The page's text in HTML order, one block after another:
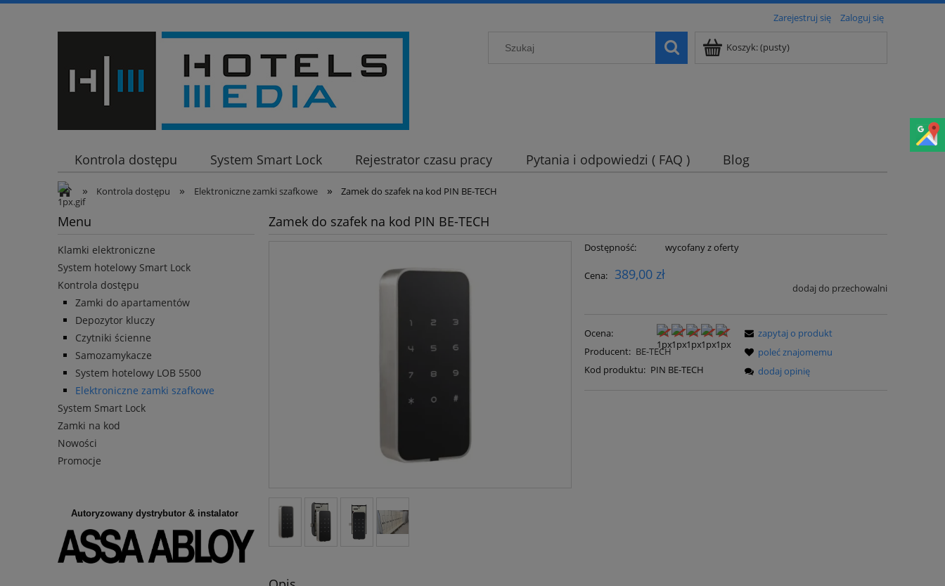
Zarejestruj się Zaloguj się
Koszyk:(pusty)
Kontrola dostępu System Smart Lock Rejestrator czasu pracy Pytania i odpowiedzi ( FAQ )
Blog
Klamki elektroniczne
» Kontrola dostępu » Elektroniczne zamki szafkowe » Zamek do szafek na kod PIN BE-TECH
Menu
Klamki elektroniczne
System hotelowy Smart Lock
Kontrola dostępu
Zamki do apartamentów
Depozytor kluczy
Czytniki ścienne
Samozamykacze
System hotelowy LOB 5500
Elektroniczne zamki szafkowe
System Smart Lock
Zamki na kod
Nowości
Promocje
Autoryzowany dystrybutor & instalator
Zamek do szafek na kod PIN BE-TECH
Dostępność: wycofany z oferty
Cena: 389,00 zł
dodaj do przechowalni
Ocena:
Producent: BE-TECH
Kod produktu: PIN BE-TECH
zapytaj o produkt
poleć znajomemu
dodaj opinię